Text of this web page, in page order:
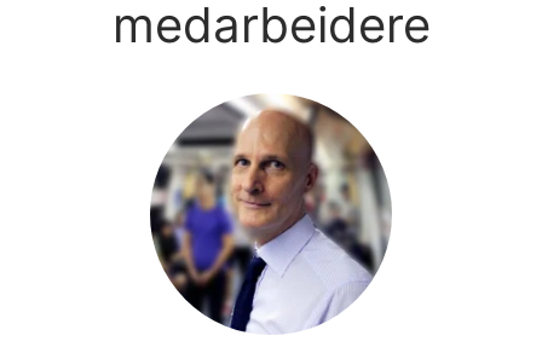
medarbeidere